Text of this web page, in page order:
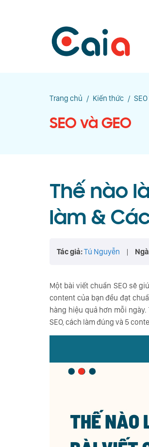
Trang chủ / Kiến thức /
SEO và GEO
Thế nào
làm &
Tác giả:Tú Nguyễn |
Một bài viết chuẩn SEO sẽ
content của bạn đều đạt
hàng hiệu quả hơn mỗi ngày.
SEO, cách làm đúng và 5